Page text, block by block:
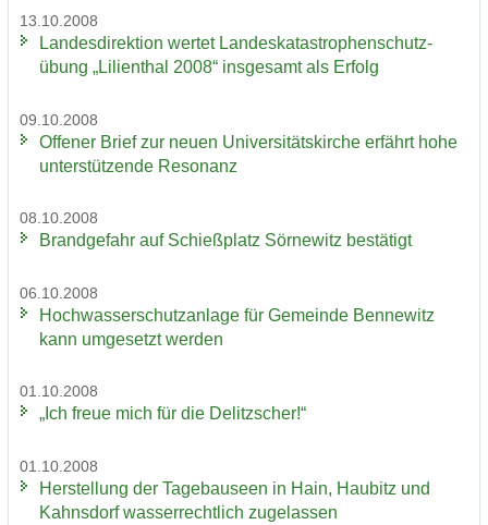
13.10.2008
Lan­des­di­rek­ti­on wer­tet Lan­des­ka­ta­stro­phen­schutz­
übung „Li­li­en­thal 2008“ ins­ge­samt als Er­folg
09.10.2008
Of­fe­ner Brief zur neuen Uni­ver­si­täts­kir­che er­fährt hohe
un­ter­stüt­zen­de Re­so­nanz
08.10.2008
Brand­ge­fahr auf Schieß­platz Sör­ne­witz be­stä­tigt
06.10.2008
Hoch­was­ser­schutz­an­la­ge für Ge­mein­de Ben­ne­witz
kann um­ge­setzt wer­den
01.10.2008
„Ich freue mich für die De­litz­scher!“
01.10.2008
Her­stel­lung der Ta­ge­bau­se­en in Hain, Hau­bitz und
Kahns­dorf was­ser­recht­lich zu­ge­las­sen